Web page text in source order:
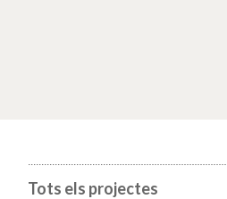
Tots els projectes